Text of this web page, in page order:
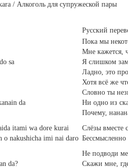
/ Алкоголь для супружеской пары
Русский
sa
da
itami wa dore kurai
o nakushicha imi nai daro
da?
Пока мы
Мне кажется,
Я слишком
Ладно, это
Хотя всё же
Словно ты
Ни одно из
Почему,
Слёзы вместе
Бессмысленно
Не подводи
Скажи мне,